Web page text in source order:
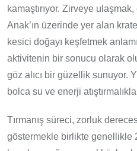
kamaştırıyor. Zirveye
Anak’ın üzerinde yer alan
kesici doğayı keşfetmek
aktivitenin bir sonucu olarak
göz alıcı bir güzellik sunuyor.
bolca su ve enerji
Tırmanış süreci, zorluk
göstermekle birlikte genellikle